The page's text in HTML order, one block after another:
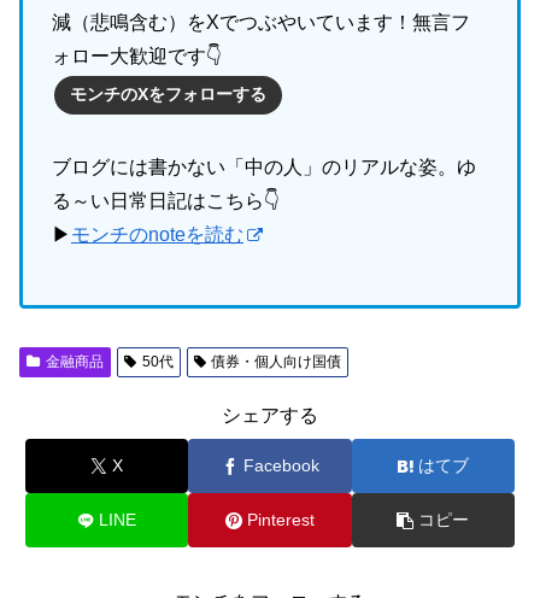
減（悲鳴含む）をXでつぶやいています！無言フ
ォロー大歓迎です👇
モンチのXをフォローする
ブログには書かない「中の人」のリアルな姿。ゆ
る～い日常日記はこちら👇
▶ モンチのnoteを読む
金融商品 50代 債券・個人向け国債
シェアする
X Facebook はてブ
LINE Pinterest コピー